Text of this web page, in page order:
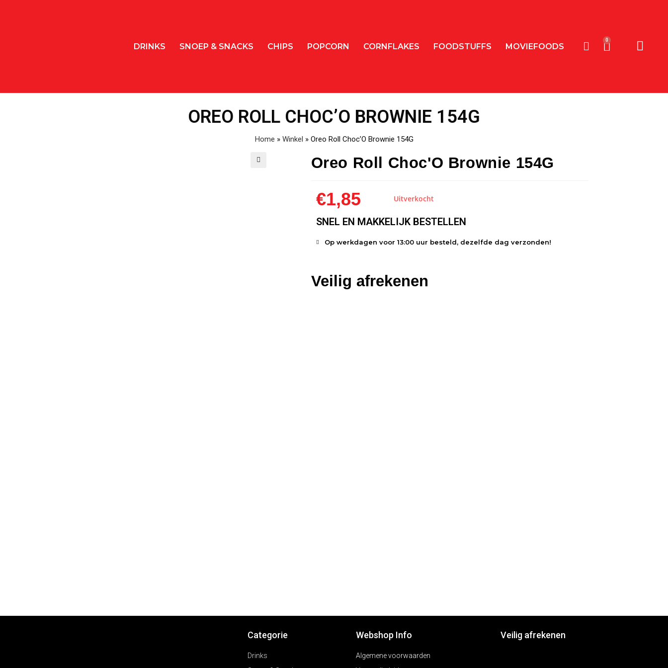
DRINKS SNOEP & SNACKS CHIPS POPCORN CORNFLAKES FOODSTUFFS MOVIEFOODS
OREO ROLL CHOC’O BROWNIE 154G
Home » Winkel » Oreo Roll Choc’O Brownie 154G
Oreo Roll Choc'O Brownie 154G
€1,85 Uitverkocht
SNEL EN MAKKELIJK BESTELLEN
Op werkdagen voor 13:00 uur besteld, dezelfde dag verzonden!
Veilig afrekenen
Categorie
Drinks
Webshop Info
Algemene voorwaarden
Veilig afrekenen